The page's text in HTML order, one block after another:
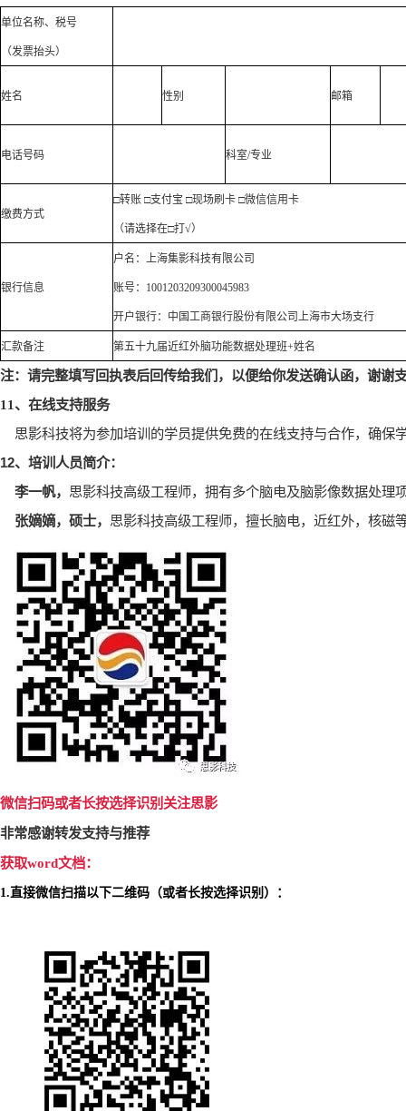
单位名称、税号
（发票抬头）
姓名 性别 邮箱
电话号码 科室/专业
缴费方式
□转账 □支付宝 □现场刷卡 □微信信用卡
（请选择在□打 √）
银行信息
户名：上海集影科技有限公司
账号： 1001203209300045983
开户银行：中国工商银行股份有限公司上海市大场支行
汇款备注 第五十九届近红外脑功能数据处理班+姓名
注：请完整填写回执表后回传给我们，以便给你发送确认函，谢谢
11、在线支持服务
思影科技将为参加培训的学员提供免费的在线支持与合作，确保
12、培训人员简介：
李一帆， 思影科技高级工程师，拥有多个脑电及脑影像数据处理
张嫡嫡，硕士， 思影科技高级工程师，擅长脑电，近红外，核磁
微信扫码或者长按选择识别关注思影
非常感谢转发支持与推荐
获取word文档：
1.直接微信扫描以下二维码（或者长按选择识别）：